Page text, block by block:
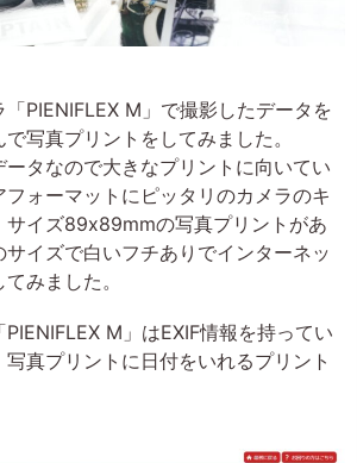
「PIENIFLEX M」で撮影したデータを
写真プリントをしてみました。
タなので大きなプリントに向いてい
フォーマットにピッタリのカメラのキ
サイズ89x89mmの写真プリントがあ
サイズで白いフチありでインターネッ
みました。
M」はEXIF情報を持ってい
真プリントに日付をいれるプリント